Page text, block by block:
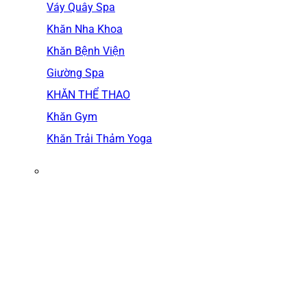
Váy Quây Spa
Khăn Nha Khoa
Khăn Bệnh Viện
Giường Spa
KHĂN THỂ THAO
Khăn Gym
Khăn Trải Thảm Yoga